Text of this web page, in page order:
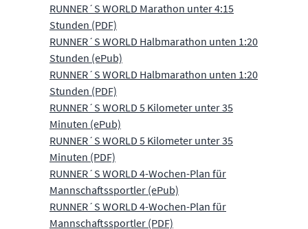
RUNNER´S WORLD Marathon unter 4:15
Stunden (PDF)
RUNNER´S WORLD Halbmarathon unten 1:20
Stunden (ePub)
RUNNER´S WORLD Halbmarathon unten 1:20
Stunden (PDF)
RUNNER´S WORLD 5 Kilometer unter 35
Minuten (ePub)
RUNNER´S WORLD 5 Kilometer unter 35
Minuten (PDF)
RUNNER´S WORLD 4-Wochen-Plan für
Mannschaftssportler (ePub)
RUNNER´S WORLD 4-Wochen-Plan für
Mannschaftssportler (PDF)